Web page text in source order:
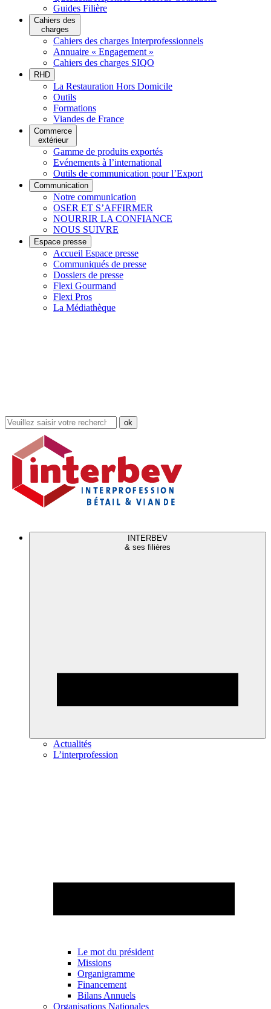
Guides Filière
Cahiers des
charges
Cahiers des charges Interprofessionnels
Annuaire « Engagement »
Cahiers des charges SIQO
RHD
La Restauration Hors Domicile
Outils
Formations
Viandes de France
Commerce
extérieur
Gamme de produits exportés
Evénements à l’international
Outils de communication pour l’Export
Communication
Notre communication
OSER ET S’AFFIRMER
NOURRIR LA CONFIANCE
NOUS SUIVRE
Espace presse
Accueil Espace presse
Communiqués de presse
Dossiers de presse
Flexi Gourmand
Flexi Pros
La Médiathèque
Rechercher
dans
site
INTERBEV
& ses filières
Actualités
L’interprofession
Le mot du président
Missions
Organigramme
Financement
Bilans Annuels
Organisations Nationales